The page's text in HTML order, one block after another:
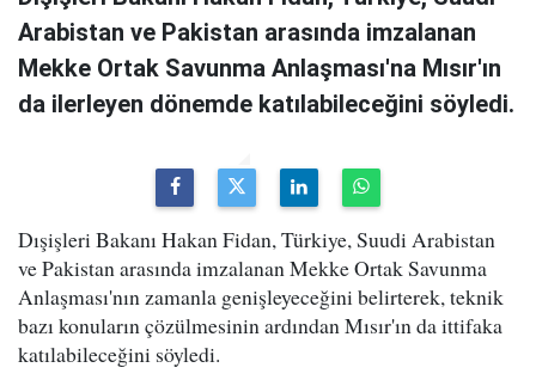
Arabistan ve Pakistan arasında imzalanan
Mekke Ortak Savunma Anlaşması'na Mısır'ın
da ilerleyen dönemde katılabileceğini söyledi.
Dışişleri Bakanı Hakan Fidan, Türkiye, Suudi Arabistan
ve Pakistan arasında imzalanan Mekke Ortak Savunma
Anlaşması'nın zamanla genişleyeceğini belirterek, teknik
bazı konuların çözülmesinin ardından Mısır'ın da ittifaka
katılabileceğini söyledi.